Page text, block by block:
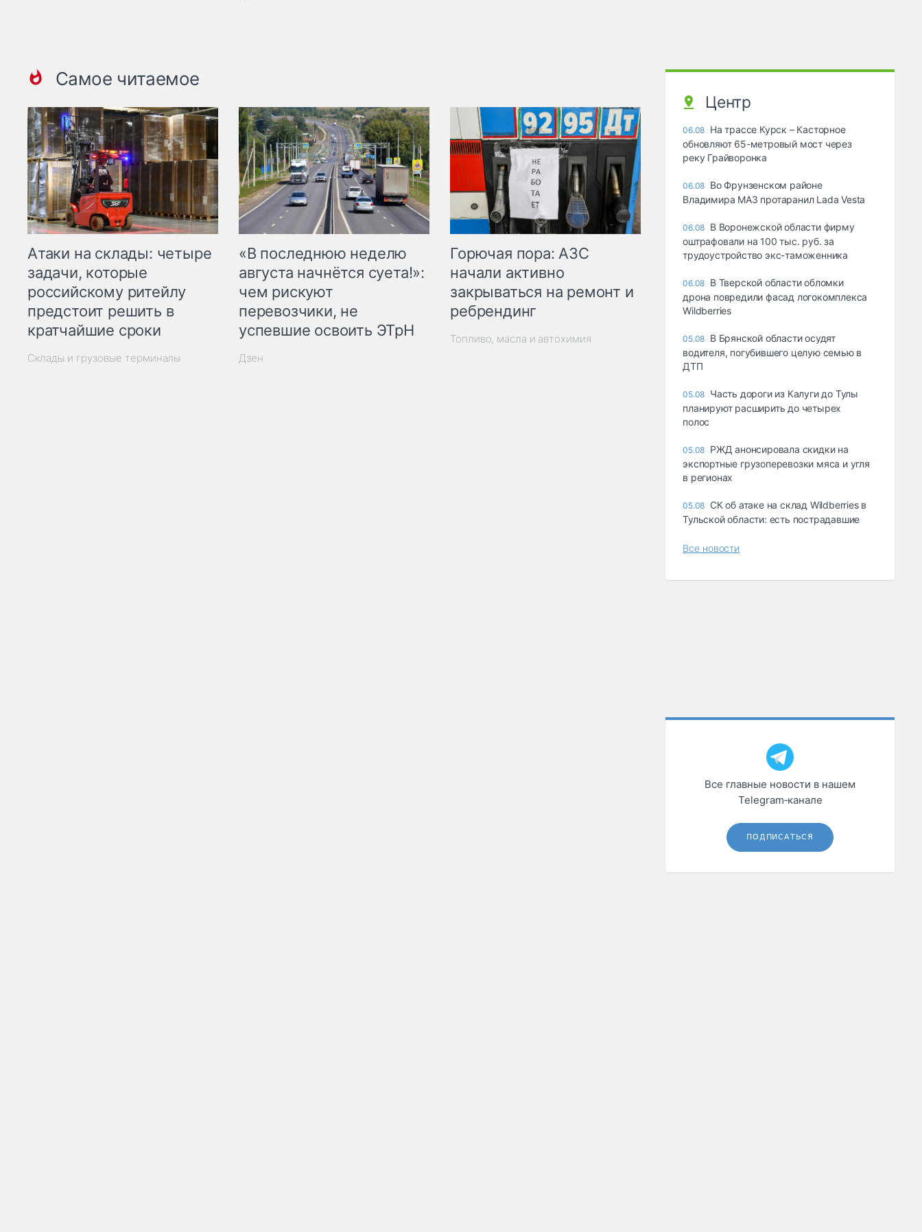
Самое читаемое
Атаки на склады: четыре
задачи, которые
российскому ритейлу
предстоит решить в
кратчайшие сроки
Склады и грузовые терминалы
«В последнюю неделю
августа начнётся суета!»:
чем рискуют
перевозчики, не
успевшие освоить ЭТрН
Дзен
Горючая пора: АЗС
начали активно
закрываться на ремонт и
ребрендинг
Топливо, масла и автохимия
Центр
06.08 На трассе Курск – Касторное
обновляют 65-метровый мост через
реку Грайворонка
06.08 Во Фрунзенском районе
Владимира МАЗ протаранил Lada Vesta
06.08 В Воронежской области фирму
оштрафовали на 100 тыс. руб. за
трудоустройство экс-таможенника
06.08 В Тверской области обломки
дрона повредили фасад логокомплекса
Wildberries
05.08 В Брянской области осудят
водителя, погубившего целую семью в
ДТП
05.08 Часть дороги из Калуги до Тулы
планируют расширить до четырех
полос
05.08 РЖД анонсировала скидки на
экспортные грузоперевозки мяса и угля
в регионах
05.08 СК об атаке на склад Wildberries в
Тульской области: есть пострадавшие
Все новости
Все главные новости в нашем
Telegram‑канале
ПОДПИСАТЬСЯ